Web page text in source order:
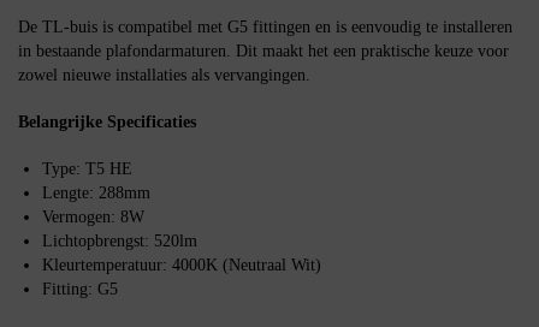
De TL-buis is compatibel met G5 fittingen en is eenvoudig te installeren
in bestaande plafondarmaturen. Dit maakt het een praktische keuze voor
zowel nieuwe installaties als vervangingen.
Belangrijke Specificaties
Type: T5 HE
Lengte: 288mm
Vermogen: 8W
Lichtopbrengst: 520lm
Kleurtemperatuur: 4000K (Neutraal Wit)
Fitting: G5